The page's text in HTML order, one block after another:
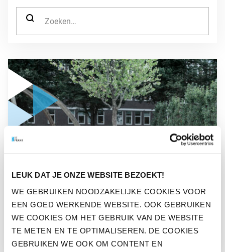
LEUK DAT JE ONZE WEBSITE BEZOEKT!
WE GEBRUIKEN NOODZAKELIJKE COOKIES VOOR
EEN GOED WERKENDE WEBSITE. OOK GEBRUIKEN
WE COOKIES OM HET GEBRUIK VAN DE WEBSITE
TE METEN EN TE OPTIMALISEREN. DE COOKIES
GEBRUIKEN WE OOK OM CONTENT EN
ZOEK NAAR:
GA NAAR “HET NIEUWE PENSIOEN: INDIVIDUEEL EN
HET NIEUWE PENSIOEN:
INDIVIDUEEL EN
INZICHTELIJK
OPINIE